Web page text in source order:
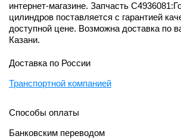
интернет-магазине. Запчасть
цилиндров поставляется с гарантией
доступной цене. Возможна доставка по
Казани.
Доставка по России
Транспортной компанией
Способы оплаты
Банковским переводом